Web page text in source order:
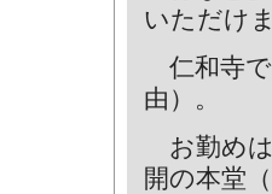
いただけ
仁和寺で
由）。
お勤めは
開の本堂